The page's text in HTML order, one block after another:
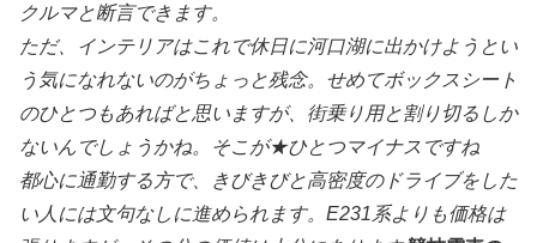
クルマと断言できます。
ただ、インテリアはこれで休日に河口湖に出かけようとい
う気になれないのがちょっと残念。せめてボックスシート
のひとつもあればと思いますが、街乗り用と割り切るしか
ないんでしょうかね。そこが★ひとつマイナスですね
都心に通勤する方で、きびきびと高密度のドライブをした
い人には文句なしに進められます。E231系よりも価格は